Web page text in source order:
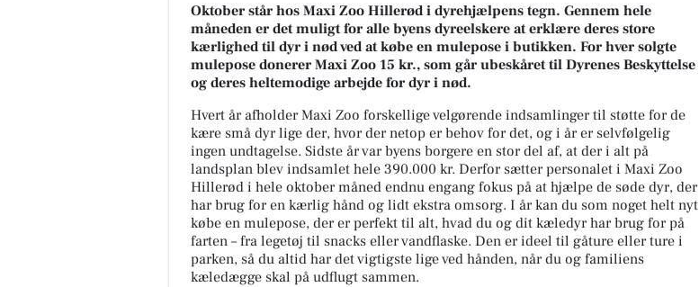
Oktober står hos Maxi Zoo Hillerød i dyrehjælpens tegn. Gennem hele
måneden er det muligt for alle byens dyreelskere at erklære deres store
kærlighed til dyr i nød ved at købe en mulepose i butikken. For hver solgte
mulepose donerer Maxi Zoo 15 kr., som går ubeskåret til Dyrenes Beskyttelse
og deres heltemodige arbejde for dyr i nød.
Hvert år afholder Maxi Zoo forskellige velgørende indsamlinger til støtte for de
kære små dyr lige der, hvor der netop er behov for det, og i år er selvfølgelig
ingen undtagelse. Sidste år var byens borgere en stor del af, at der i alt på
landsplan blev indsamlet hele 390.000 kr. Derfor sætter personalet i Maxi Zoo
Hillerød i hele oktober måned endnu engang fokus på at hjælpe de søde dyr, der
har brug for en kærlig hånd og lidt ekstra omsorg. I år kan du som noget helt nyt
købe en mulepose, der er perfekt til alt, hvad du og dit kæledyr har brug for på
farten – fra legetøj til snacks eller vandflaske. Den er ideel til gåture eller ture i
parken, så du altid har det vigtigste lige ved hånden, når du og familiens
kæledægge skal på udflugt sammen.